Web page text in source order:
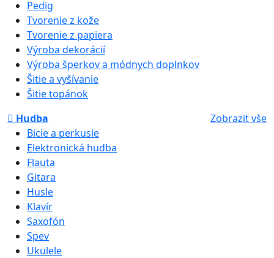
Pedig
Tvorenie z kože
Tvorenie z papiera
Výroba dekorácií
Výroba šperkov a módnych doplnkov
Šitie a vyšívanie
Šitie topánok
Hudba
Zobrazit vše
Bicie a perkusie
Elektronická hudba
Flauta
Gitara
Husle
Klavír
Saxofón
Spev
Ukulele